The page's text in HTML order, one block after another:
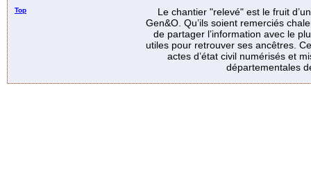
Top
Le chantier "relevé" est le fruit
Gen&O. Qu’ils soient remerciés
de partager l’information avec le
utiles pour retrouver ses ancêtres.
actes d’état civil numérisés et
départementales